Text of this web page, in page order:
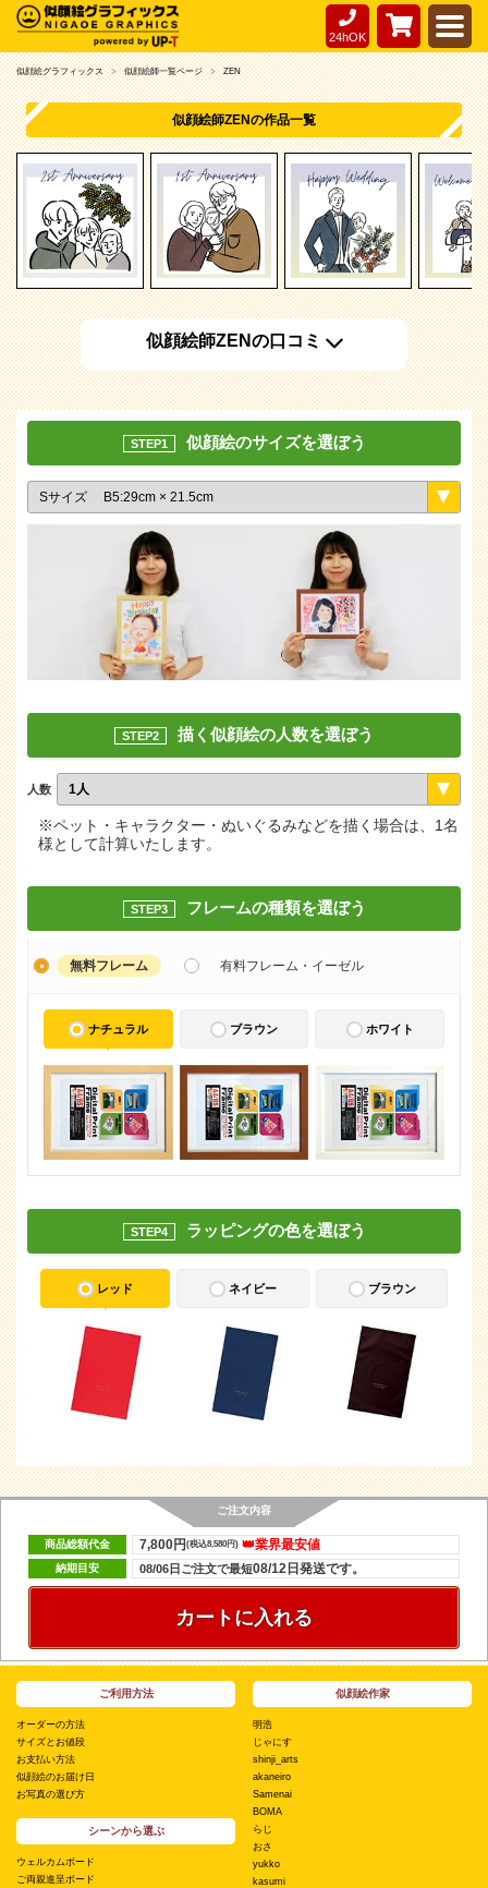
24hOK
似顔絵グラフィックス 似顔絵師一覧ページ ZEN
似顔絵師ZENの作品一覧
似顔絵師ZENの口コミ
STEP1 似顔絵のサイズを選ぼう
STEP2 描く似顔絵の人数を選ぼう
人数
※ペット・キャラクター・ぬいぐるみなどを描く場合は、1名
様として計算いたします。
STEP3 フレームの種類を選ぼう
無料フレーム 有料フレーム・イーゼル
ナチュラル ブラウン ホワイト
STEP4 ラッピングの色を選ぼう
レッド ネイビー ブラウン
ご注文内容
商品総額代金 👑業界最安値
7,800円(税込8,580円)
納期目安 08/06日ご注文で最短08/12日発送です。
カートに入れる
ご利用方法
オーダーの方法
サイズとお値段
お支払い方法
似顔絵のお届け日
お写真の選び方
シーンから選ぶ
ウェルカムボード
ご両親進呈ボード
似顔絵作家
明浩
じゃにす
shinji_arts
akaneiro
Samenai
BOMA
らじ
おさ
yukko
kasumi